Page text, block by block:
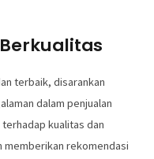
terbaik, disarankan
dalam penjualan
kualitas dan
memberikan rekomendasi